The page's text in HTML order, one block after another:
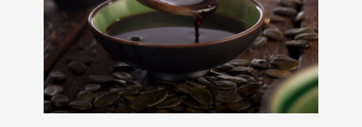
کنترل
کیفیت
محصولات
شناسنامه
گیاهان